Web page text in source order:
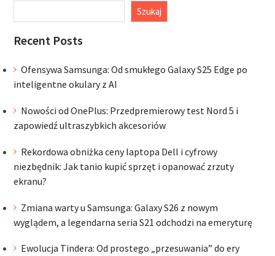
Szukaj
Recent Posts
Ofensywa Samsunga: Od smukłego Galaxy S25 Edge po
inteligentne okulary z AI
Nowości od OnePlus: Przedpremierowy test Nord 5 i
zapowiedź ultraszybkich akcesoriów
Rekordowa obniżka ceny laptopa Dell i cyfrowy
niezbędnik: Jak tanio kupić sprzęt i opanować zrzuty
ekranu?
Zmiana warty u Samsunga: Galaxy S26 z nowym
wyglądem, a legendarna seria S21 odchodzi na emeryturę
Ewolucja Tindera: Od prostego „przesuwania” do ery